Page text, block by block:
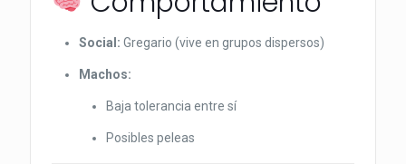
Social: Gregario (vive en grupos dispersos)
Machos:
Baja tolerancia entre sí
Posibles peleas